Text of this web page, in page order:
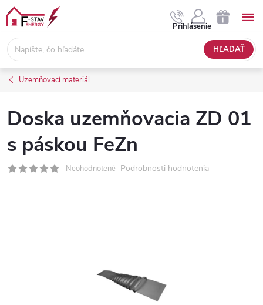
Prejsť
obsah
HĽADAŤ
Prihlásenie
NÁKUPNÝ
KOŠÍK
Uzemňovací materiál
Doska uzemňovacia ZD 01
s páskou FeZn
Neohodnotené Podrobnosti hodnotenia